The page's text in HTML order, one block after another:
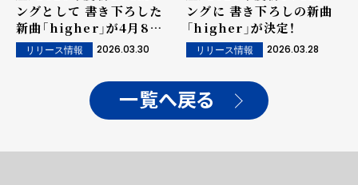
ングとして 書き下ろした
新曲「higher」が4月8日
リリース決定！
リリース情報 2026.03.30
ングに 書き下ろしの新曲
「higher」が決定！
リリース情報 2026.03.28
一覧へ戻る